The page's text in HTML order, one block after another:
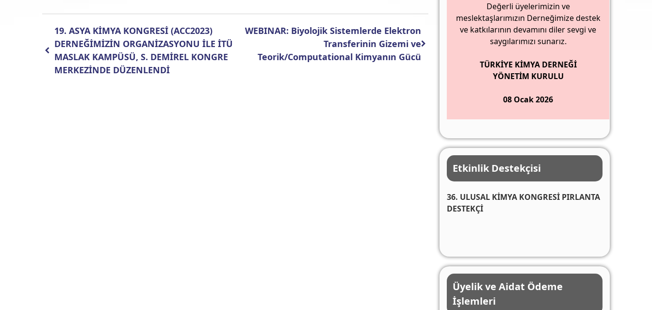
19. ASYA KİMYA KONGRESİ (ACC2023)
DERNEĞİMİZİN ORGANİZASYONU İLE İTÜ
MASLAK KAMPÜSÜ, S. DEMİREL KONGRE
MERKEZİNDE DÜZENLENDİ
WEBINAR: Biyolojik Sistemlerde Elektron
Transferinin Gizemi ve
Teorik/Computational Kimyanın Gücü
Değerli üyelerimizin ve
meslektaşlarımızın Derneğimize destek
ve katkılarının devamını diler sevgi ve
saygılarımızı sunarız.
TÜRKİYE KİMYA DERNEĞİ
YÖNETİM KURULU
08 Ocak 2026
Etkinlik Destekçisi
36. ULUSAL KİMYA KONGRESİ PIRLANTA
DESTEKÇİ
Üyelik ve Aidat Ödeme
İşlemleri